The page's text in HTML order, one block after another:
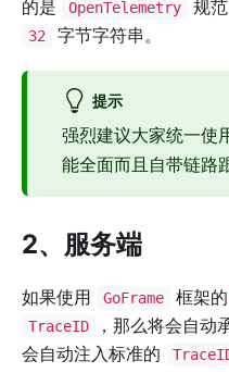
的是
OpenTelemetry 规
32 字节字符串。
提示
强烈建议大家统一使
能全面而且自带链路
2、服务端
如果使用 GoFrame 框架的
TraceID ，那么将会自动
会自动注入标准的